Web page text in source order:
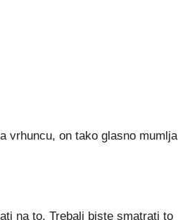
vrhuncu, on tako glasno mumlja
na to. Trebali biste smatrati to